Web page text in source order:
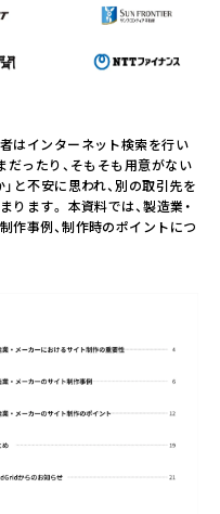
はインターネット検索を行い
だったり、そもそも用意がない
と不安に思われ、別の取引先を
ます。 本資料では、製造業・
作事例、制作時のポイントにつ